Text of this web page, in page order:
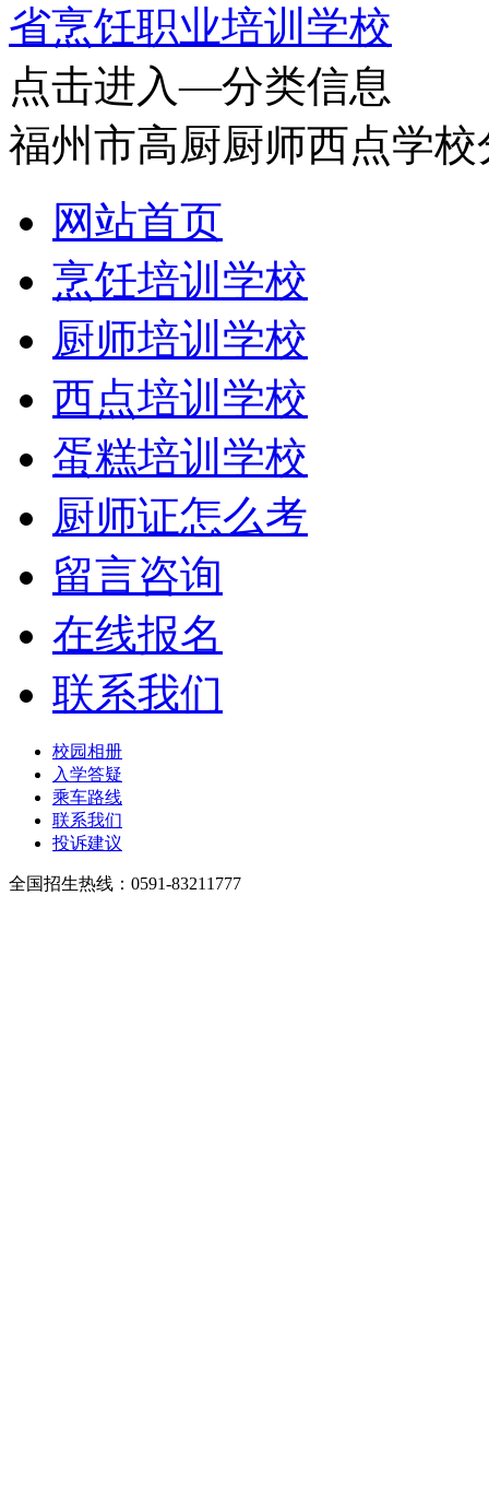
省烹饪职业培训学校
点击进入—分类信息
福州市高厨厨师西点学
网站首页
烹饪培训学校
厨师培训学校
西点培训学校
蛋糕培训学校
厨师证怎么考
留言咨询
在线报名
联系我们
校园相册
入学答疑
乘车路线
联系我们
投诉建议
全国招生热线：0591-83211777